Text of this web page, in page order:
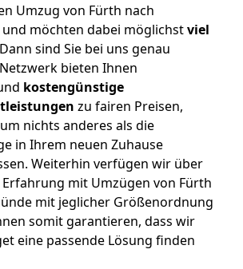
Umzug von Fürth nach
möchten dabei möglichstviel
Dann sind Sie bei uns genau
bieten Ihnen
kostengünstige
zu fairen Preisen,
nichts anderes als die
in Ihrem neuen Zuhause
Weiterhin verfügen wir über
mit Umzügen von Fürth
mit jeglicher Größenordnung
somit garantieren, dass wir
eine passende Lösung finden